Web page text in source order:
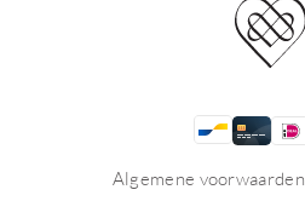
Algemene voorwaarden